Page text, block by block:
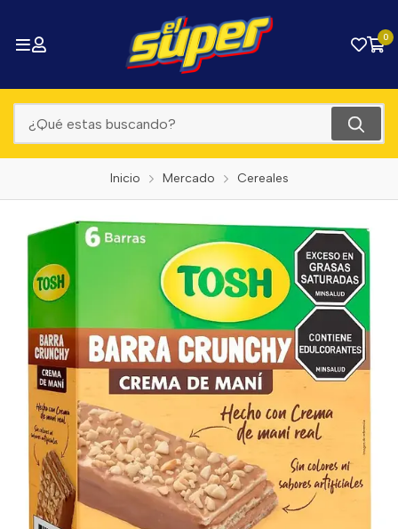
0
Inicio Mercado Cereales